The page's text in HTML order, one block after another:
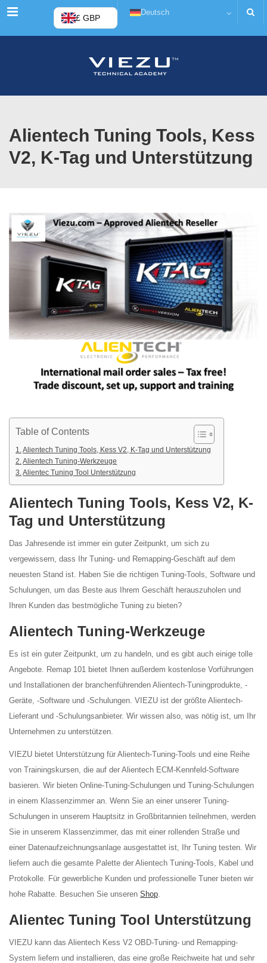
Menü £ GBP
Deutsch
Alientech Tuning Tools, Kess
V2, K-Tag und Unterstützung
Table of Contents
Alientech Tuning Tools, Kess V2, K-Tag und Unterstützung
Alientech Tuning-Werkzeuge
Alientec Tuning Tool Unterstützung
Alientech Tuning Tools, Kess V2, K-
Tag und Unterstützung
Das Jahresende ist immer ein guter Zeitpunkt, um sich zu
vergewissern, dass Ihr Tuning- und Remapping-Geschäft auf dem
neuesten Stand ist. Haben Sie die richtigen Tuning-Tools, Software und
Schulungen, um das Beste aus Ihrem Geschäft herauszuholen und
Ihren Kunden das bestmögliche Tuning zu bieten?
Alientech Tuning-Werkzeuge
Es ist ein guter Zeitpunkt, um zu handeln, und es gibt auch einige tolle
Angebote. Remap 101 bietet Ihnen außerdem kostenlose Vorführungen
und Installationen der branchenführenden Alientech-Tuningprodukte, -
Geräte, -Software und -Schulungen. VIEZU ist der größte Alientech-
Lieferant und -Schulungsanbieter. Wir wissen also, was nötig ist, um Ihr
Unternehmen zu unterstützen.
VIEZU bietet Unterstützung für Alientech-Tuning-Tools und eine Reihe
von Trainingskursen, die auf der Alientech ECM-Kennfeld-Software
basieren. Wir bieten Online-Tuning-Schulungen und Tuning-Schulungen
in einem Klassenzimmer an. Wenn Sie an einer unserer Tuning-
Schulungen in unserem Hauptsitz in Großbritannien teilnehmen, werden
Sie in unserem Klassenzimmer, das mit einer rollenden Straße und
einer Datenaufzeichnungsanlage ausgestattet ist, Ihr Tuning testen. Wir
liefern auch die gesamte Palette der Alientech Tuning-Tools, Kabel und
Protokolle. Für gewerbliche Kunden und professionelle Tuner bieten wir
hohe Rabatte. Besuchen Sie unseren Shop
Alientec Tuning Tool Unterstützung
VIEZU kann das Alientech Kess V2 OBD-Tuning- und Remapping-
System liefern und installieren, das eine große Reichweite hat und sehr